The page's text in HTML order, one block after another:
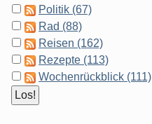
Politik (67)
Rad (88)
Reisen (162)
Rezepte (113)
Wochenrückblick (111)